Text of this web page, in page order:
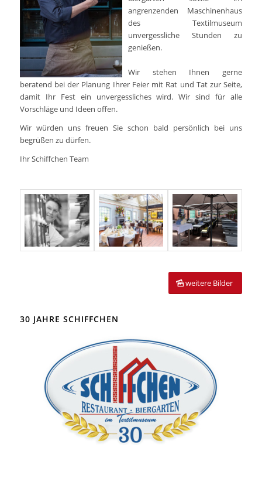
angrenzenden Maschinenhaus
des Textilmuseum
unvergessliche Stunden zu
genießen.
Wir stehen Ihnen gerne
beratend bei der Planung Ihrer Feier mit Rat und Tat zur Seite,
damit Ihr Fest ein unvergessliches wird. Wir sind für alle
Vorschläge und Ideen offen.
Wir würden uns freuen Sie schon bald persönlich bei uns
begrüßen zu dürfen.
Ihr Schiffchen Team
weitere Bilder
30 JAHRE SCHIFFCHEN